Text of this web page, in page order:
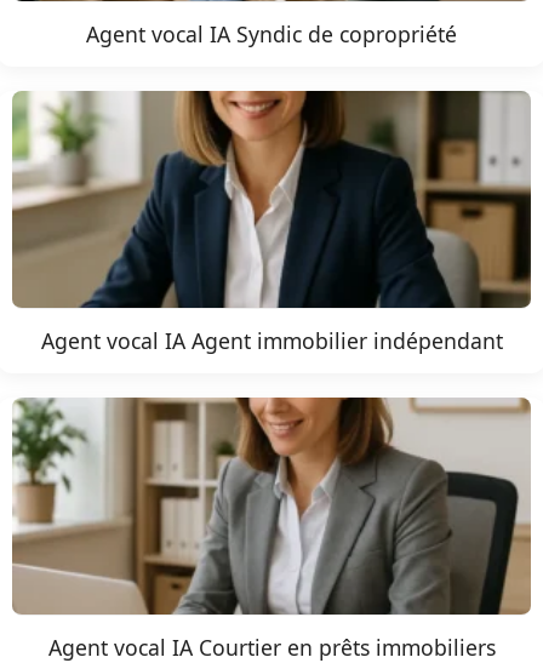
Agent vocal IA Syndic de copropriété
Agent vocal IA Agent immobilier indépendant
Agent vocal IA Courtier en prêts immobiliers